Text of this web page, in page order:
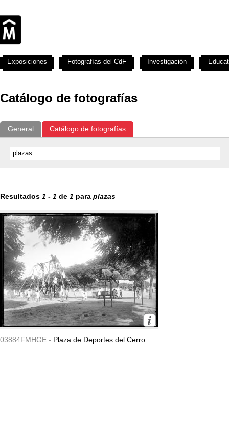
Catálogo de fotografías
General Catálogo de fotografías
Resultados 1 - 1 de 1 para plazas
03884FMHGE - Plaza de Deportes del Cerro.
Exposiciones Fotografías del CdF Investigación